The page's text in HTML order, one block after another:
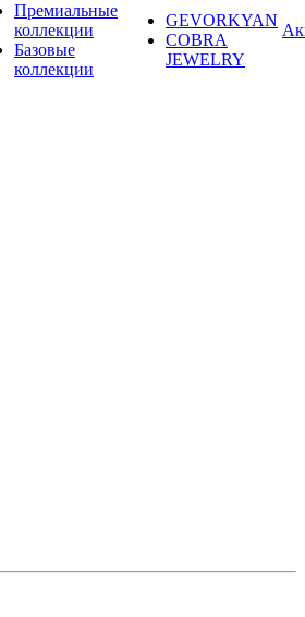
Премиальные
коллекции
Базовые
коллекции
GEVORKYAN
COBRA
JEWELRY